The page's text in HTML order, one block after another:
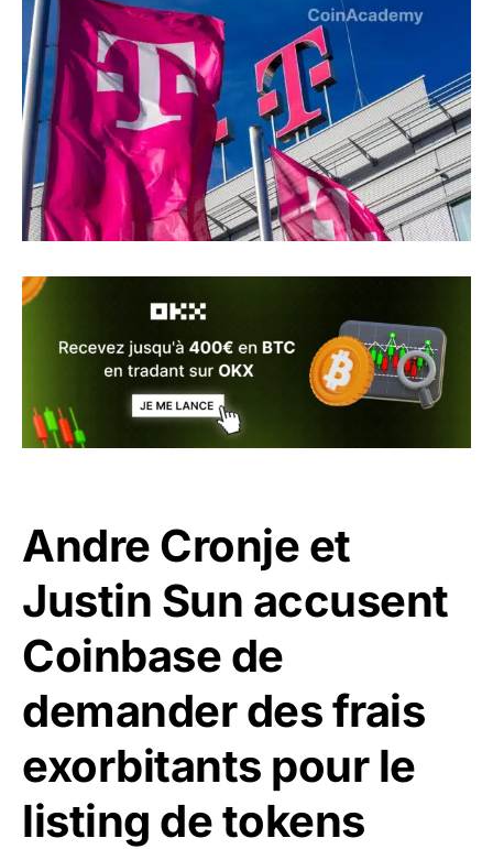
Andre Cronje et
Justin Sun accusent
Coinbase de
demander des frais
exorbitants pour le
listing de tokens